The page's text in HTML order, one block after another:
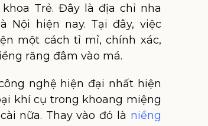
Trẻ. Đây là địa chỉ nha
Nội hiện nay. Tại đây, việc
một cách tỉ mỉ, chính xác,
răng đâm vào má.
nghệ hiện đại nhất hiện
khí cụ trong khoang miệng
nữa. Thay vào đó là niềng